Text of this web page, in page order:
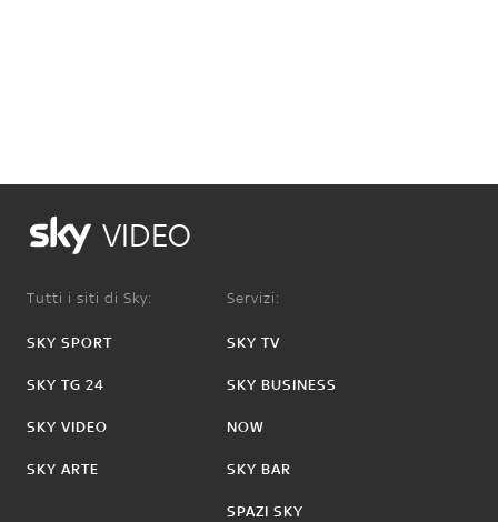
VIDEO
Tutti i siti di Sky:
SKY SPORT
SKY TG 24
SKY VIDEO
SKY ARTE
Servizi:
SKY TV
SKY BUSINESS
NOW
SKY BAR
SPAZI SKY